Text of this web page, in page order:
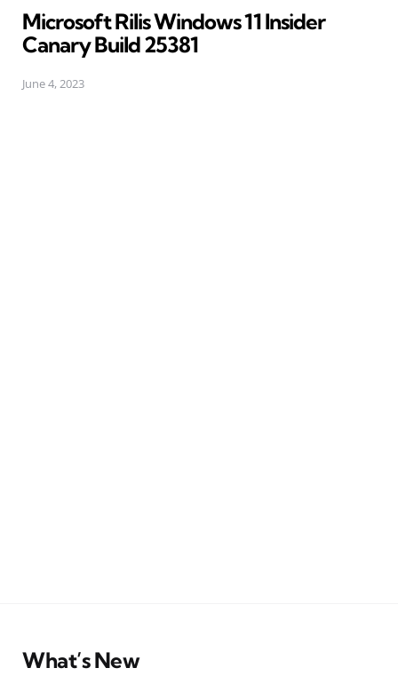
Microsoft Rilis Windows 11 Insider
Canary Build 25381
June 4, 2023
What’s New